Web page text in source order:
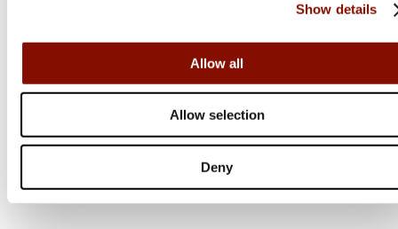
Show details
Allow all
Allow selection
Deny